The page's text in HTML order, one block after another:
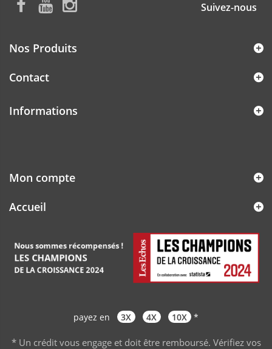
Suivez-nous
Nos Produits
Contact
Informations
Mon compte
Accueil
payez en 3X 4X 10X *
* Un crédit vous engage et doit être remboursé. Vérifiez vos